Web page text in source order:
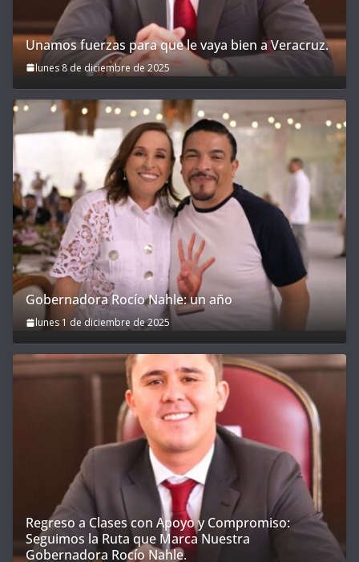
Unamos fuerzas para que le vaya bien a Veracruz.
lunes 8 de diciembre de 2025
Gobernadora Rocío Nahle: un año
lunes 1 de diciembre de 2025
Regreso a Clases con Apoyo y Compromiso:
Seguimos la Ruta que Marca Nuestra
Gobernadora Rocío Nahle.